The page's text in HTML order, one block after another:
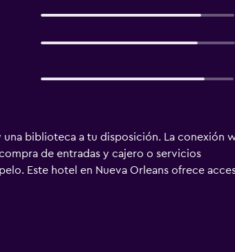
biblioteca a tu disposición. La conexión
de entradas y cajero o servicios
Este hotel en Nueva Orleans ofrece